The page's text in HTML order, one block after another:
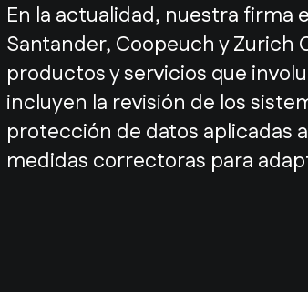
En la actualidad, nuestra firma
Santander, Coopeuch y Zurich
productos y servicios que
incluyen la revisión de los
protección de datos aplicadas
medidas correctoras para